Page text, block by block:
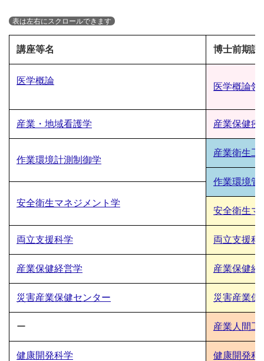
講座等名 博士前期課
医学概論
医学概論領
産業・地域看護学 産業保健疫
作業環境計測制御学
産業衛生工
作業環境管
安全衛生マネジメント学
安全衛生マ
両立支援科学 両立支援科
産業保健経営学 産業保健経
災害産業保健センター 災害産業保
ー 産業人間工
健康開発科学 健康開発科